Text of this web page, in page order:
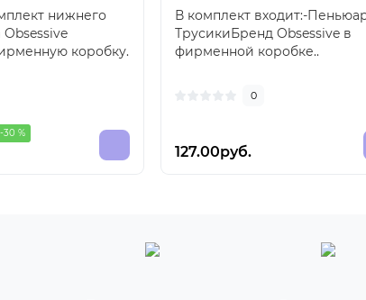
нижнего
коробку.
-30 %
В комплект входит:-
ТрусикиБренд Obsessive в
фирменной коробке..
0
127.00руб.